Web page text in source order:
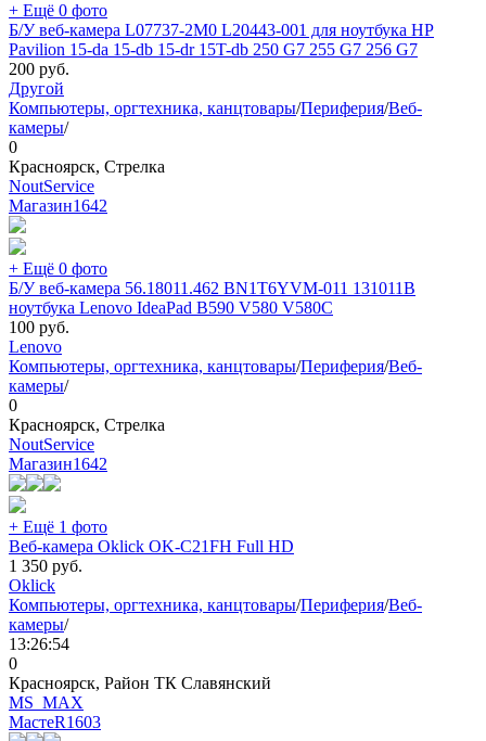
+ Ещё 0 фото
Б/У веб-камера L07737-2M0 L20443-001 для ноутбука HP
Pavilion 15-da 15-db 15-dr 15T-db 250 G7 255 G7 256 G7
200 руб.
Другой
Компьютеры, оргтехника, канцтовары/Периферия/Веб-
камеры/
0
Красноярск, Стрелка
NoutService
Магазин1642
+ Ещё 0 фото
Б/У веб-камера 56.18011.462 BN1T6YVM-011 131011B
ноутбука Lenovo IdeaPad B590 V580 V580C
100 руб.
Lenovo
Компьютеры, оргтехника, канцтовары/Периферия/Веб-
камеры/
0
Красноярск, Стрелка
NoutService
Магазин1642
+ Ещё 1 фото
Веб-камера Oklick OK-C21FH Full HD
1 350 руб.
Oklick
Компьютеры, оргтехника, канцтовары/Периферия/Веб-
камеры/
13:26:54
0
Красноярск, Район ТК Славянский
MS_MAX
МастеR1603